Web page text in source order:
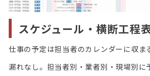
スケジュール・横断工程
仕事の予定は担当者のカレンダーに収ま
漏れなし。担当者別・業者別・現場別に